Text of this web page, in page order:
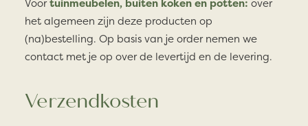
Voortuinmeubelen, buiten koken en potten: over
het algemeen zijn deze producten op
(na)bestelling. Op basis van je order nemen we
contact met je op over de levertijd en de levering.
Verzendkosten